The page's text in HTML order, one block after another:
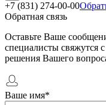
+7 (831) 274-00-00
Обратная связь
Оставьте Ваше
специалисты свяжутся
решения Вашего
Ваше имя*